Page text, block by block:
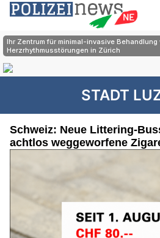
STADT
Schweiz: Neue Littering-
achtlos weggeworfene